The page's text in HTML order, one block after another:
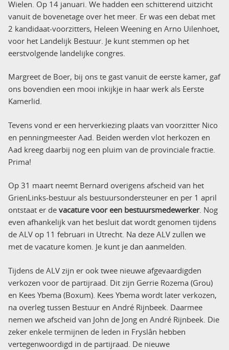
Wielen. Op 14 januari. We hadden een schitterend uitzicht
vanuit de bovenetage over het meer. Er was een debat met
2 kandidaat-voorzitters, Heleen Weening en Arno Uilenhoet,
voor het Landelijk Bestuur. Je kunt stemmen op het
eerstvolgende landelijke congres.
Margreet de Boer, bij ons te gast vanuit de eerste kamer, gaf
ons bovendien een mooi inkijkje in haar werk als Eerste
Kamerlid.
Tevens vond er een herverkiezing plaats van voorzitter Nico
en penningmeester Aad. Beiden werden vlot herkozen en
Aad kreeg daarbij nog een pluim van de provinciale fractie.
Prima!
Op 31 maart neemt Bernard overigens afscheid van het
GrienLinks-bestuur als bestuursondersteuner en per 1 april
ontstaat er de vacature voor een bestuursmedewerker. Nog
even afhankelijk van het besluit dat wordt genomen tijdens
de ALV op 11 februari in Utrecht. Na deze ALV zullen we
met de vacature komen. Je kunt je dan aanmelden.
Tijdens de ALV zijn er ook twee nieuwe afgevaardigden
verkozen voor de partijraad. Dit zijn Gerrie Rozema (Grou)
en Kees Ybema (Boxum). Kees Ybema wordt later verkozen,
na overleg tussen Bestuur en André Rijnbeek. Daarmee
nemen we afscheid van John de Jong en André Rijnbeek. Die
zeker enkele termijnen de leden in Fryslân hebben
vertegenwoordigd in de partijraad. De nieuwe